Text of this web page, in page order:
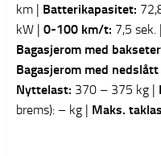
km | Batterikapasitet:
kW | 0-100 km/t: 7,5 sek. |
Bagasjerom med
Bagasjerom med
Nyttelast: 370 – 375 kg |
brems): – kg | Maks.